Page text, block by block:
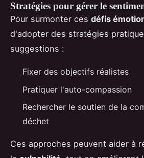
Stratégies pour gérer le
Pour surmonter ces défis
d'adopter des stratégies
suggestions :
Fixer des objectifs réalistes
Pratiquer l'auto-compassion
Rechercher le soutien de la
déchet
Ces approches peuvent aider à